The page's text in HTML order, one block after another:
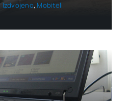
Izdvojeno, Mobiteli